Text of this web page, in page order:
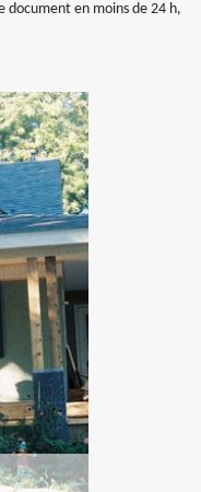
document en moins de 24 h,